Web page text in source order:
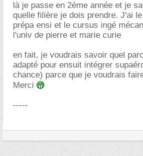
là je passe en 2ème année et je
quelle filière je dois prendre. J'ai
prépa ensi et le cursus ingé
l'univ de pierre et marie curie
en fait, je voudrais savoir quel
adapté pour ensuit intégrer
chance) parce que je voudrais
Merci
-----